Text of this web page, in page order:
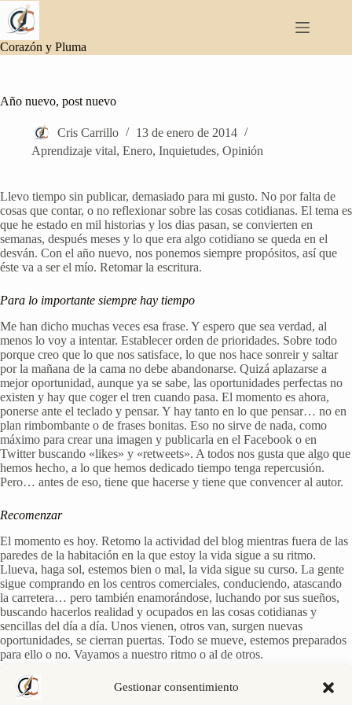
Gestionar consentimiento
Saltar
contenido
Corazón y Pluma
Año nuevo, post nuevo
Cris Carrillo
13 de enero de 2014
Aprendizaje vital, Enero, Inquietudes, Opinión
Llevo tiempo sin publicar, demasiado para mi gusto. No por falta de
cosas que contar, o no reflexionar sobre las cosas cotidianas. El tema es
que he estado en mil historias y los dias pasan, se convierten en
semanas, después meses y lo que era algo cotidiano se queda en el
desván. Con el año nuevo, nos ponemos siempre propósitos, así que
éste va a ser el mío. Retomar la escritura.
Para lo importante siempre hay tiempo
Me han dicho muchas veces esa frase. Y espero que sea verdad, al
menos lo voy a intentar. Establecer orden de prioridades. Sobre todo
porque creo que lo que nos satisface, lo que nos hace sonreir y saltar
por la mañana de la cama no debe abandonarse. Quizá aplazarse a
mejor oportunidad, aunque ya se sabe, las oportunidades perfectas no
existen y hay que coger el tren cuando pasa. El momento es ahora,
ponerse ante el teclado y pensar. Y hay tanto en lo que pensar… no en
plan rimbombante o de frases bonitas. Eso no sirve de nada, como
máximo para crear una imagen y publicarla en el Facebook o en
Twitter buscando «likes» y «retweets». A todos nos gusta que algo que
hemos hecho, a lo que hemos dedicado tiempo tenga repercusión.
Pero… antes de eso, tiene que hacerse y tiene que convencer al autor.
Recomenzar
El momento es hoy. Retomo la actividad del blog mientras fuera de las
paredes de la habitación en la que estoy la vida sigue a su ritmo.
Llueva, haga sol, estemos bien o mal, la vida sigue su curso. La gente
sigue comprando en los centros comerciales, conduciendo, atascando
la carretera… pero también enamorándose, luchando por sus sueños,
buscando hacerlos realidad y ocupados en las cosas cotidianas y
sencillas del día a día. Unos vienen, otros van, surgen nuevas
oportunidades, se cierran puertas. Todo se mueve, estemos preparados
para ello o no. Vayamos a nuestro ritmo o al de otros.
A partir de hoy, volveré a publicar, saltándome las normas establecidas
por los gurús sobre los horarios… porque no busco triunfar, lo siento